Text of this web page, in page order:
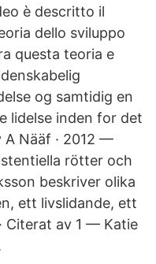
è descritto il
dello sviluppo
questa teoria e
og samtidig en
lidelse inden for det
A Nääf · 2012 —
rötter och
beskriver olika
ett livslidande, ett
Citerat av 1 — Katie